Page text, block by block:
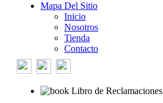
Mapa Del Sitio
Inicio
Nosotros
Tienda
Contacto
Libro de Reclamaciones